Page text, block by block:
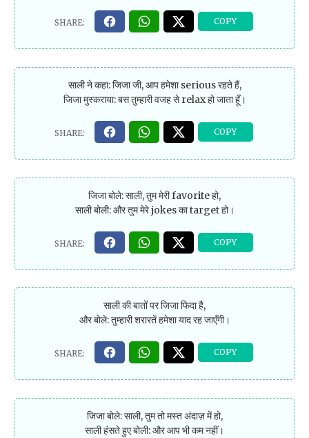
साली ने कहा: जिजा जी, आप हमेशा serious रहते हैं,
जिजा मुस्कराया: बस तुम्हारी वजह से relax हो जाता हूँ।
जिजा बोले: साली, तुम मेरी favorite हो,
साली बोली: और तुम मेरे jokes का target हो।
साली की बातों पर जिजा फिदा है,
और बोले: तुम्हारी शरारतें हमेशा याद रह जाएँगी।
जिजा बोले: साली, तुम तो मस्त अंदाज़ में हो,
साली हंसते हुए बोली: और आप भी कम नहीं।